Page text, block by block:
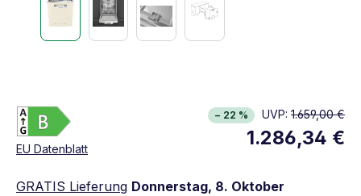
Vollständiges Energielabel anzeigen
Energieklasse B. Höchste bis niedrigste
EU DatenblattÖffnet in neuem Fenster
− 22 % UVP: 1.659,00 €
1.286,34 €
GRATIS Lieferung Donnerstag, 8. Oktober